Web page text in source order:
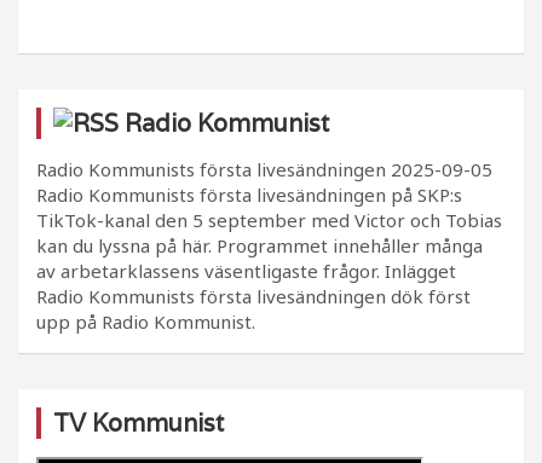
Radio Kommunist
Radio Kommunists första livesändningen 2025-09-05
Radio Kommunists första livesändningen på SKP:s
TikTok-kanal den 5 september med Victor och Tobias
kan du lyssna på här. Programmet innehåller många
av arbetarklassens väsentligaste frågor. Inlägget
Radio Kommunists första livesändningen dök först
upp på Radio Kommunist.
TV Kommunist